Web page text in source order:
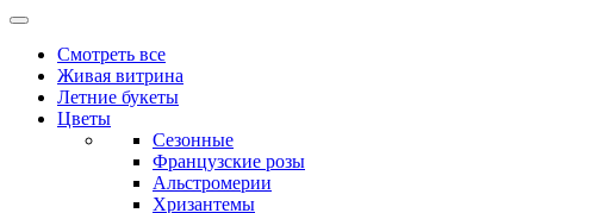
Смотреть все
Живая витрина
Летние букеты
Цветы
Сезонные
Французские розы
Альстромерии
Хризантемы